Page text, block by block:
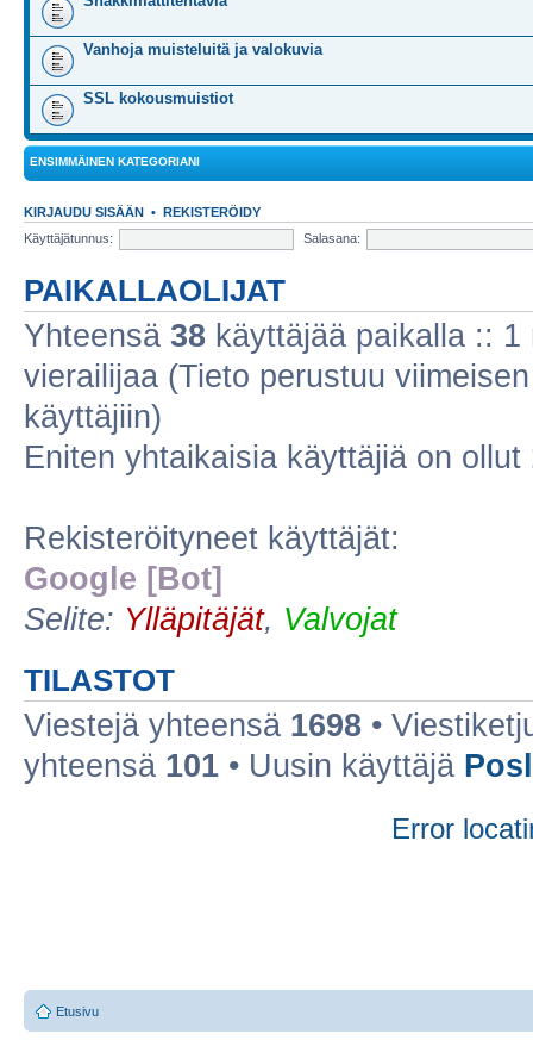
Vanhoja muisteluitä ja valokuvia
SSL kokousmuistiot
ENSIMMÄINEN KATEGORIANI
KIRJAUDU SISÄÄN • REKISTERÖIDY
Käyttäjätunnus:
Salasana:
PAIKALLAOLIJAT
Yhteensä 38 käyttäjää paikalla ::
vierailijaa (Tieto perustuu
käyttäjiin)
Eniten yhtaikaisia käyttäjiä on ollut
Rekisteröityneet käyttäjät:
Google [Bot]
Selite: Ylläpitäjät, Valvojat
TILASTOT
Viestejä yhteensä 1698 •
yhteensä 101 • Uusin käyttäjä
Error
Etusivu